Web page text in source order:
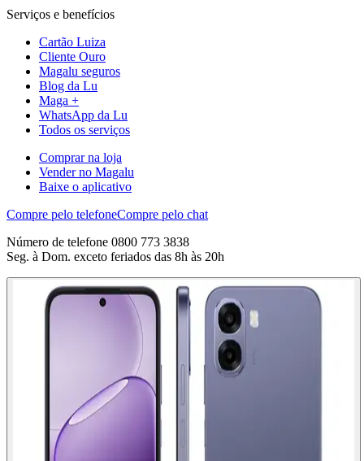
Serviços e benefícios
Cartão Luiza
Cliente Ouro
Magalu seguros
Blog da Lu
Maga +
WhatsApp da Lu
Todos os serviços
Comprar na loja
Vender no Magalu
Baixe o aplicativo
Compre pelo telefoneCompre pelo chat
Número de telefone 0800 773 3838
Seg. à Dom. exceto feriados das 8h às 20h